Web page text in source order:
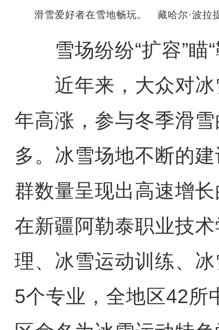
滑雪爱好者在雪地畅玩。 藏哈尔·波拉
雪场纷纷“扩容”瞄“
近年来，大众对冰
年高涨，参与冬季滑
多。冰雪场地不断的
群数量呈现出高速增
在新疆阿勒泰职业技
理、冰雪运动训练、
5个专业，全地区42所